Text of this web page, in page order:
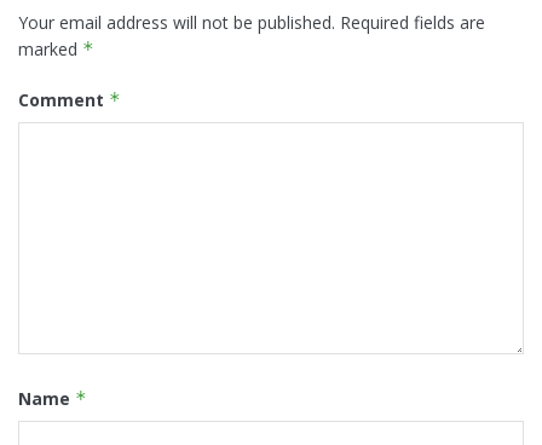
Your email address will not be published. Required fields are
marked *
Comment *
Name *